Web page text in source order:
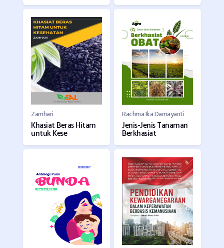
Zamhari
Khasiat Beras Hitam
untuk Kese
Rachma Ika Damayanti
Jenis-Jenis Tanaman
Berkhasiat